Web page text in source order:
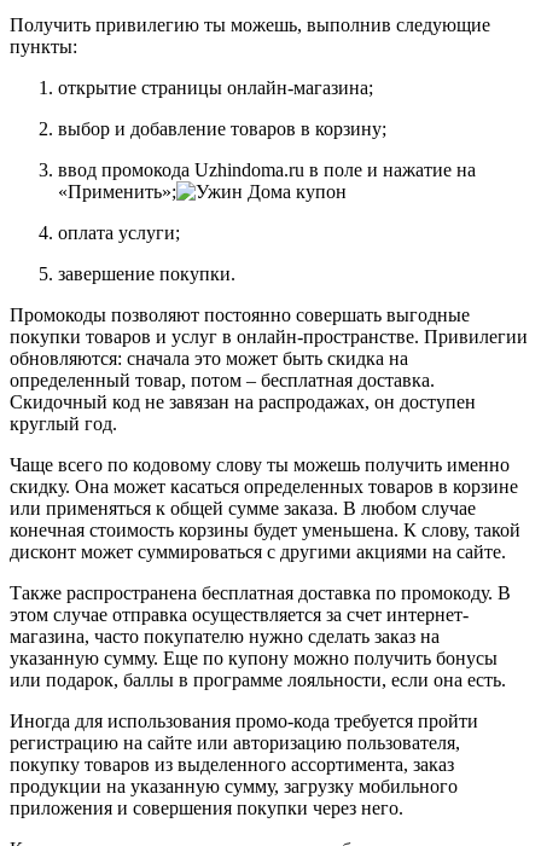
Получить привилегию ты можешь, выполнив следующие
пункты:
открытие страницы онлайн-магазина;
выбор и добавление товаров в корзину;
ввод промокода Uzhindoma.ru в поле и нажатие на
«Применить»;
оплата услуги;
завершение покупки.
Промокоды позволяют постоянно совершать выгодные
покупки товаров и услуг в онлайн-пространстве. Привилегии
обновляются: сначала это может быть скидка на
определенный товар, потом – бесплатная доставка.
Скидочный код не завязан на распродажах, он доступен
круглый год.
Чаще всего по кодовому слову ты можешь получить именно
скидку. Она может касаться определенных товаров в корзине
или применяться к общей сумме заказа. В любом случае
конечная стоимость корзины будет уменьшена. К слову, такой
дисконт может суммироваться с другими акциями на сайте.
Также распространена бесплатная доставка по промокоду. В
этом случае отправка осуществляется за счет интернет-
магазина, часто покупателю нужно сделать заказ на
указанную сумму. Еще по купону можно получить бонусы
или подарок, баллы в программе лояльности, если она есть.
Иногда для использования промо-кода требуется пройти
регистрацию на сайте или авторизацию пользователя,
покупку товаров из выделенного ассортимента, заказ
продукции на указанную сумму, загрузку мобильного
приложения и совершения покупки через него.